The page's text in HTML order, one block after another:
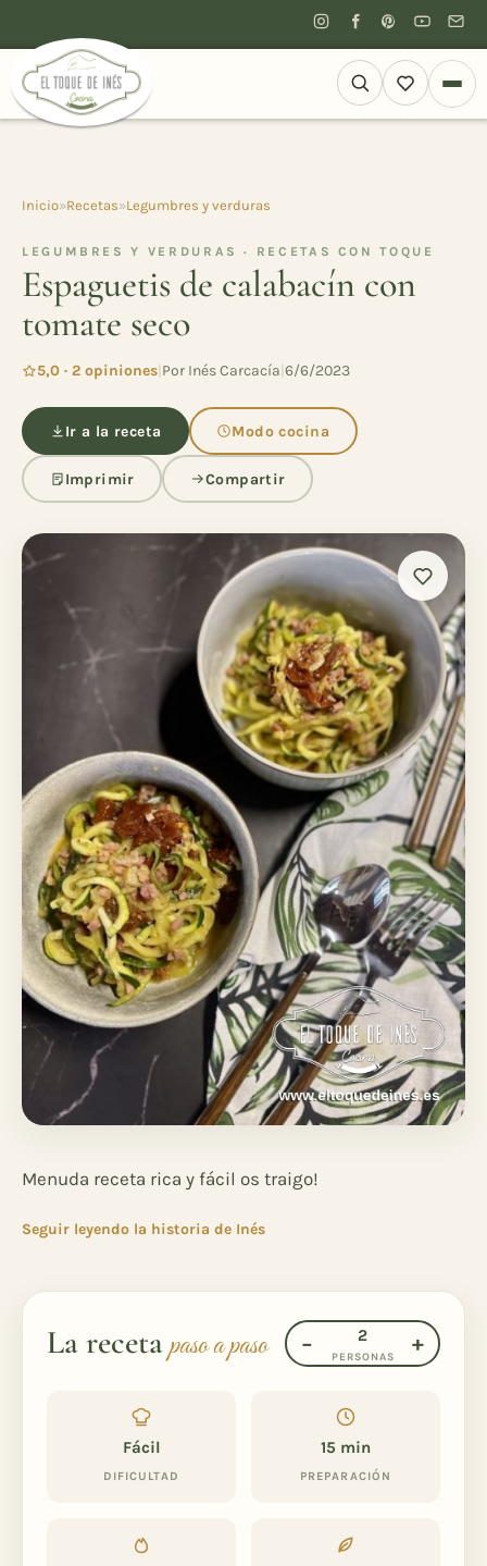
Inicio»Recetas»Legumbres y verduras
LEGUMBRES Y VERDURAS · RECETAS CON TOQUE
Espaguetis de calabacín con
tomate seco
5,0 · 2 opiniones Por Inés Carcacía 6/6/2023
Ir a la receta Modo cocina
Imprimir Compartir
Menuda receta rica y fácil os traigo!
Seguir leyendo la historia de Inés
La recetapaso a paso − 2
PERSONAS
+
Fácil
DIFICULTAD
15 min
PREPARACIÓN